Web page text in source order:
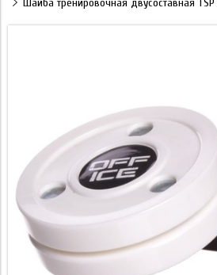
Шайба тренировочная двусоставная TSP